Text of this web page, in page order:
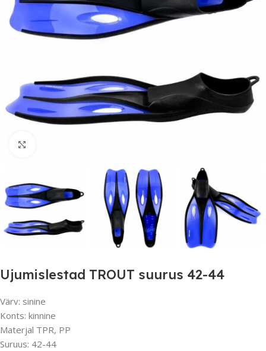
Ujumislestad TROUT suurus 42-44
Värv: sinine
Konts: kinnine
Materjal TPR, PP
Suruus: 42-44